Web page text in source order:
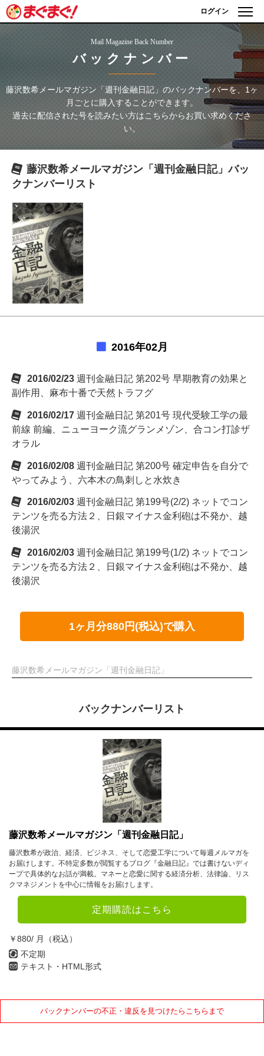
ログイン
Mail Magazine Back Number
バックナンバー
藤沢数希メールマガジン「週刊金融日記」 のバックナンバーを、1ヶ
月ごとに購入することができます。
過去に配信された号を読みたい方はこちらからお買い求めくださ
い。
藤沢数希メールマガジン「週刊金融日記」バッ
クナンバーリスト
2016年02月
2016/02/23 週刊金融日記 第202号 早期教育の効果と
副作用、麻布十番で天然トラフグ
2016/02/17 週刊金融日記 第201号 現代受験工学の最
前線 前編、ニューヨーク流グランメゾン、合コン打診ザ
オラル
2016/02/08 週刊金融日記 第200号 確定申告を自分で
やってみよう、六本木の鳥刺しと水炊き
2016/02/03 週刊金融日記 第199号(2/2) ネットでコン
テンツを売る方法２、日銀マイナス金利砲は不発か、越
後湯沢
2016/02/03 週刊金融日記 第199号(1/2) ネットでコン
テンツを売る方法２、日銀マイナス金利砲は不発か、越
後湯沢
1ヶ月分880円(税込)で購入
藤沢数希メールマガジン「週刊金融日記」
バックナンバーリスト
藤沢数希メールマガジン「週刊金融日記」
藤沢数希が政治、経済、ビジネス、そして恋愛工学について毎週メルマガを
お届けします。不特定多数が閲覧するブログ『金融日記』では書けないディ
ープで具体的なお話が満載。マネーと恋愛に関する経済分析、法律論、リス
クマネジメントを中心に情報をお届けします。
定期購読はこちら
￥880/ 月（税込）
不定期
テキスト・HTML形式
バックナンバーの不正・違反を見つけたらこちらまで